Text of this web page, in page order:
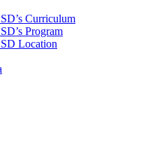
Curriculum
Program
Location